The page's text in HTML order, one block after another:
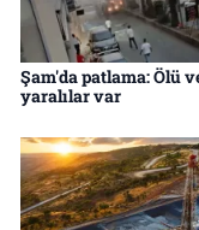
Şam'da patlama: Ölü
yaralılar var